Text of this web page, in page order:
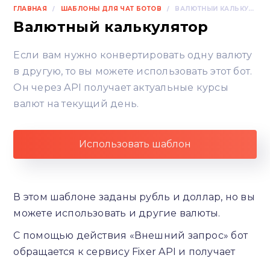
ГЛАВНАЯ / ШАБЛОНЫ ДЛЯ ЧАТ БОТОВ / ВАЛЮТНЫЙ КАЛЬКУЛЯТОР
Валютный калькулятор
Если вам нужно конвертировать одну валюту
в другую, то вы можете использовать этот бот.
Он через API получает актуальные курсы
валют на текущий день.
Использовать шаблон
В этом шаблоне заданы рубль и доллар, но вы
можете использовать и другие валюты.
С помощью действия «Внешний запрос» бот
обращается к сервису Fixer API и получает